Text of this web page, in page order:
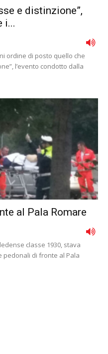
e distinzione”,
i...
ordine di posto quello che
l’evento condotto dalla
al Pala Romare
classe 1930, stava
pedonali di fronte al Pala